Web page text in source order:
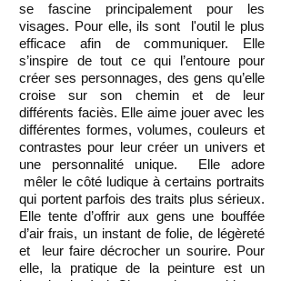
se fascine principalement pour les
visages. Pour elle, ils sont l'outil le plus
efficace afin de communiquer. Elle
s’inspire de tout ce qui l’entoure pour
créer ses personnages, des gens qu’elle
croise sur son chemin et de leur
différents faciès. Elle aime jouer avec les
différentes formes, volumes, couleurs et
contrastes pour leur créer un univers et
une personnalité unique. Elle adore
mêler le côté ludique à certains portraits
qui portent parfois des traits plus sérieux.
Elle tente d’offrir aux gens une bouffée
d’air frais, un instant de folie, de légèreté
et leur faire décrocher un sourire. Pour
elle, la pratique de la peinture est un